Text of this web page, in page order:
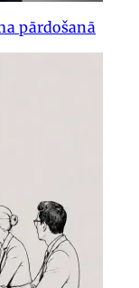
pārdošanā